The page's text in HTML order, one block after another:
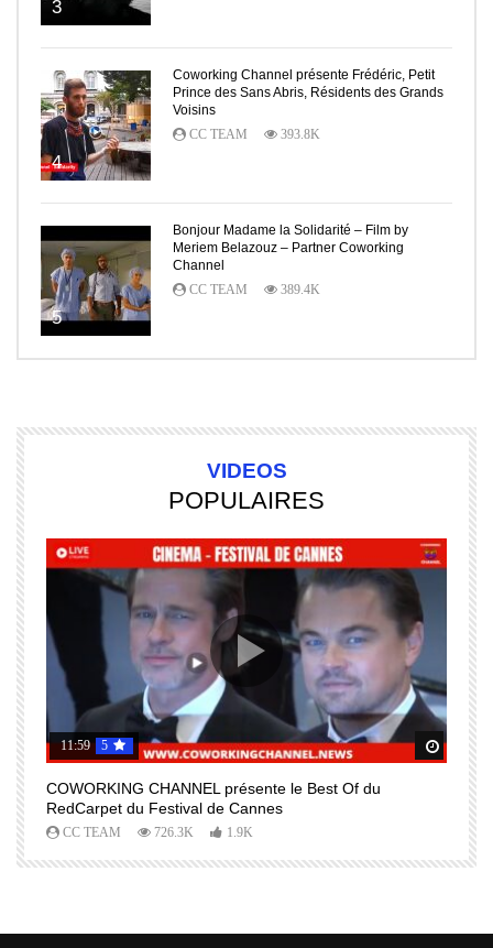
3
4
Coworking Channel présente Frédéric, Petit
Prince des Sans Abris, Résidents des Grands
Voisins
CC TEAM
393.8K
5
Bonjour Madame la Solidarité – Film by
Meriem Belazouz – Partner Coworking
Channel
CC TEAM
389.4K
VIDEOS
POPULAIRES
Regardez Plus Tard
11:59 5
COWORKING CHANNEL présente le Best Of du
RedCarpet du Festival de Cannes
CC TEAM 726.3K 1.9K